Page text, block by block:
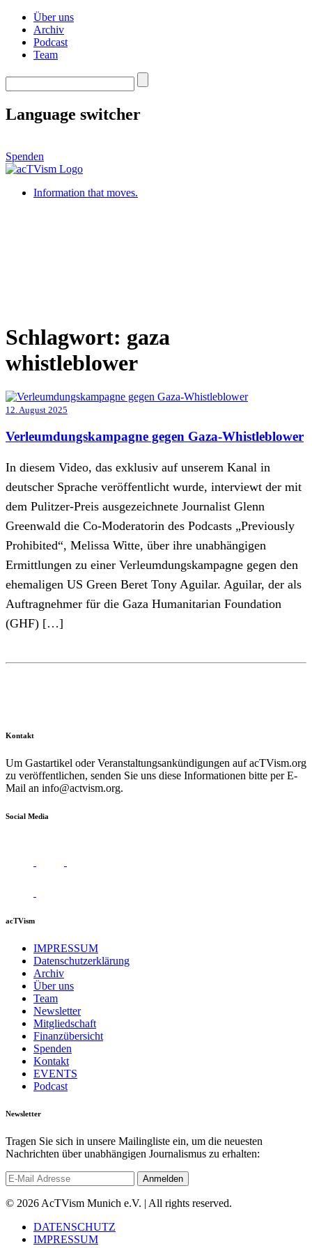
Über uns
Archiv
Podcast
Team
Language switcher
Spenden
Information that moves.
Schlagwort: gaza
whistleblower
12. August 2025
Verleumdungskampagne gegen Gaza-Whistleblower
In diesem Video, das exklusiv auf unserem Kanal in
deutscher Sprache veröffentlicht wurde, interviewt der mit
dem Pulitzer-Preis ausgezeichnete Journalist Glenn
Greenwald die Co-Moderatorin des Podcasts „Previously
Prohibited“, Melissa Witte, über ihre unabhängigen
Ermittlungen zu einer Verleumdungskampagne gegen den
ehemaligen US Green Beret Tony Aguilar. Aguilar, der als
Auftragnehmer für die Gaza Humanitarian Foundation
(GHF) […]
Kontakt
Um Gastartikel oder Veranstaltungsankündigungen auf acTVism.org
zu veröffentlichen, senden Sie uns diese Informationen bitte per E-
Mail an info@actvism.org.
Social Media
acTVism
IMPRESSUM
Datenschutzerklärung
Archiv
Über uns
Team
Newsletter
Mitgliedschaft
Finanzübersicht
Spenden
Kontakt
EVENTS
Podcast
Newsletter
Tragen Sie sich in unsere Mailingliste ein, um die neuesten
Nachrichten über unabhängigen Journalismus zu erhalten:
© 2026 AcTVism Munich e.V. | All rights reserved.
DATENSCHUTZ
IMPRESSUM